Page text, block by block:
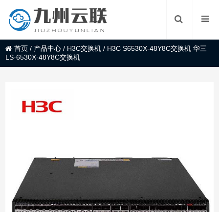
首页 / 产品中心 / H3C交换机 / H3C S6530X-48Y8C交换机 华三
LS-6530X-48Y8C交换机